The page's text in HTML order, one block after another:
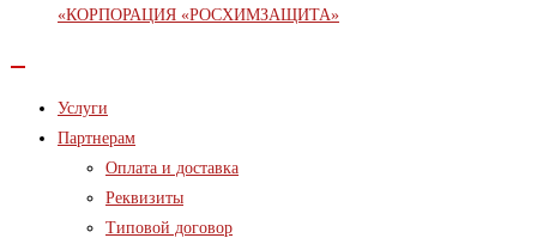
Услуги
Партнерам
Оплата и доставка
Реквизиты
Типовой договор